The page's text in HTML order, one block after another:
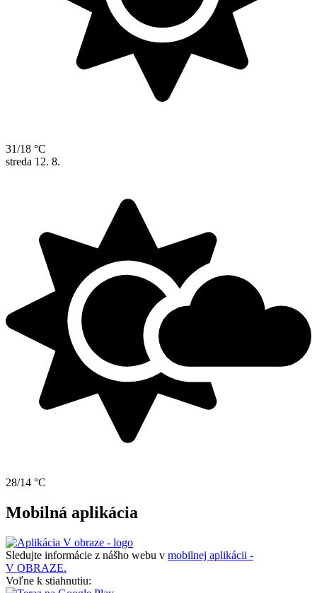
31/18 °C
streda 12. 8.
28/14 °C
Mobilná aplikácia
Sledujte informácie z nášho webu v mobilnej aplikácii -
V OBRAZE.
Voľne k stiahnutiu: